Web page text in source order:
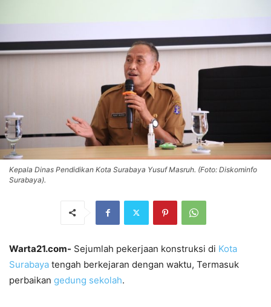
Kepala Dinas Pendidikan Kota Surabaya Yusuf Masruh. (Foto: Diskominfo
Surabaya).
Warta21.com- Sejumlah pekerjaan konstruksi di Kota
Surabaya tengah berkejaran dengan waktu, Termasuk
perbaikan gedung sekolah.